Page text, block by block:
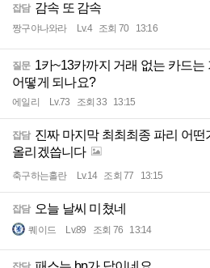
잡담 감속 또 감속
짱구야나와라 Lv.4 조회 70 13:16
질문 1카~13카까지 거래 없는 카드는
어떻게 되나요?
에일리 Lv.73 조회 33 13:15
잡담 진짜 마지막 최최최종 파리 어
올리겠씁니다
축구하는홀란 Lv.14 조회 77 13:15
잡담 오늘 날씨 미쳤네
퀘이드 Lv.89 조회 76 13:14